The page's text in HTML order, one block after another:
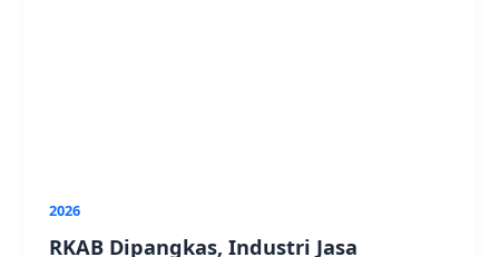
2026
RKAB Dipangkas, Industri Jasa